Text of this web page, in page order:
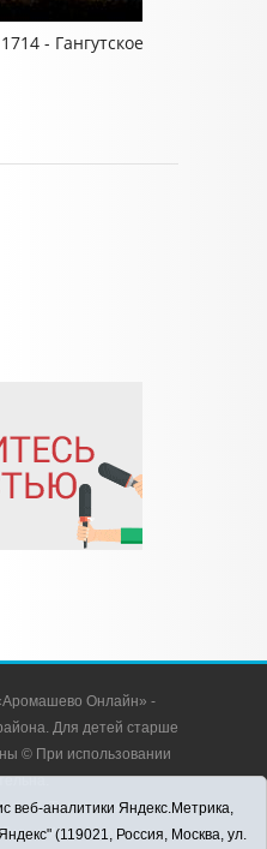
- Гангутское
Онлайн» -
Для детей старше
© При использовании
Тюменская
с. Аромашево, ул.
веб-аналитики Яндекс.Метрика,
(119021, Россия, Москва, ул.